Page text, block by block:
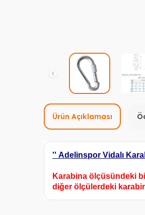
Ürün Açıklaması
'' Adelinspor Vidalı
Karabina ölçüsündeki
diğer ölçülerdeki